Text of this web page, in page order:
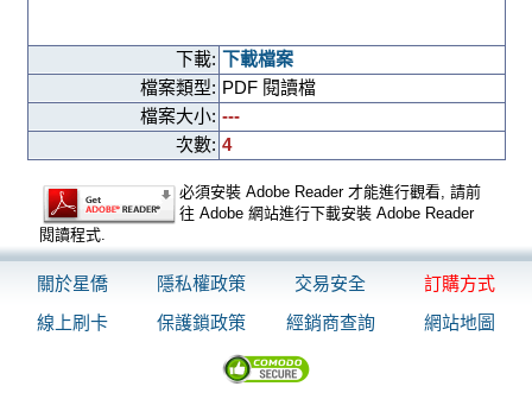
下載: 下載檔案
檔案類型: PDF 閱讀檔
檔案大小: ---
次數: 4
必須安裝 Adobe Reader 才能進行觀看, 請前
往 Adobe 網站進行下載安裝 Adobe Reader
閱讀程式.
關於星僑 隱私權政策 交易安全
訂購方式
線上刷卡
保護鎖政策 經銷商查詢 網站地圖